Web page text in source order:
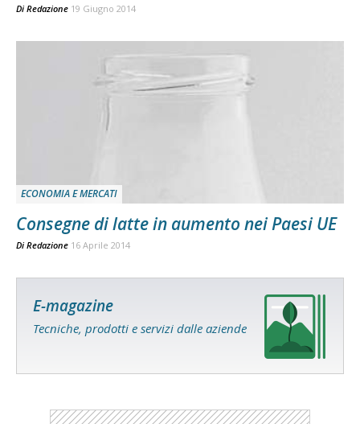
Di Redazione 19 Giugno 2014
ECONOMIA E MERCATI
Consegne di latte in aumento nei Paesi UE
Di Redazione 16 Aprile 2014
E-magazine
Tecniche, prodotti e servizi dalle aziende